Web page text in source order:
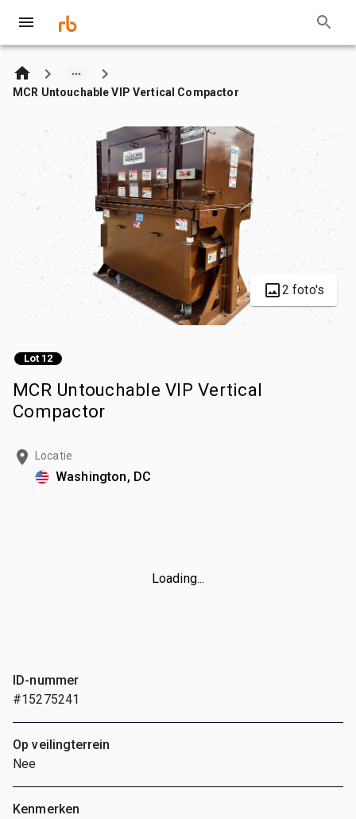
MCR Untouchable VIP Vertical Compactor
2 foto's
Lot 12
MCR Untouchable VIP Vertical
Compactor
Locatie
Washington, DC
Loading...
ID-nummer
#15275241
Op veilingterrein
Nee
Kenmerken